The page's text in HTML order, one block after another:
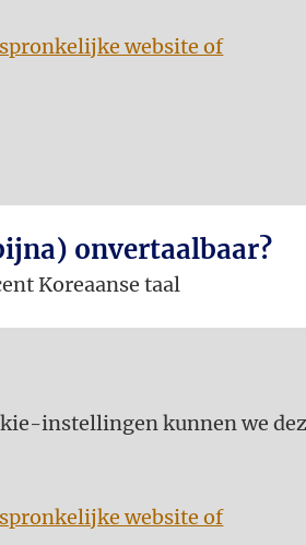
website of
onvertaalbaar?
Koreaanse taal
instellingen kunnen we
website of